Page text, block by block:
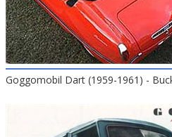
Goggomobil Dart (1959-1961) -